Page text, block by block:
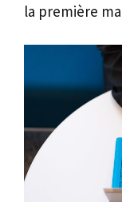
la première